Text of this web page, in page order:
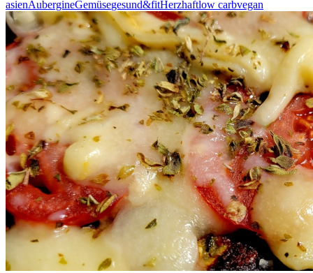
asienAubergineGemüsegesund&fitHerzhaftlow carbvegan